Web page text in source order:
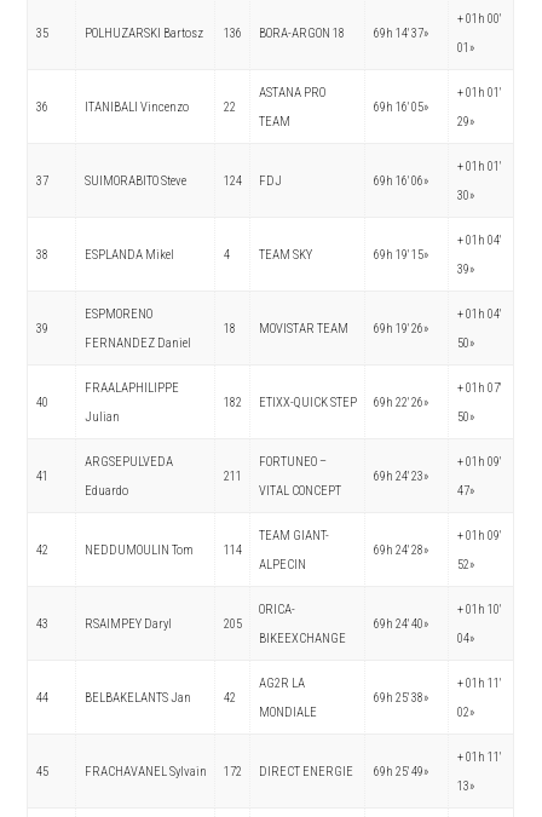
35 POLHUZARSKI Bartosz 136 BORA-ARGON 18 69h 14′ 37»
+ 01h 00′
01»
36 ITANIBALI Vincenzo 22
ASTANA PRO
TEAM
69h 16′ 05»
+ 01h 01′
29»
37 SUIMORABITO Steve 124 FDJ 69h 16′ 06»
+ 01h 01′
30»
38 ESPLANDA Mikel 4 TEAM SKY 69h 19′ 15»
+ 01h 04′
39»
39
ESPMORENO
FERNANDEZ Daniel
18 MOVISTAR TEAM 69h 19′ 26»
+ 01h 04′
50»
40
FRAALAPHILIPPE
Julian
182 ETIXX-QUICK STEP 69h 22′ 26»
+ 01h 07′
50»
41
ARGSEPULVEDA
Eduardo
211
FORTUNEO –
VITAL CONCEPT
69h 24′ 23»
+ 01h 09′
47»
42 NEDDUMOULIN Tom 114
TEAM GIANT-
ALPECIN
69h 24′ 28»
+ 01h 09′
52»
43 RSAIMPEY Daryl 205
ORICA-
BIKEEXCHANGE
69h 24′ 40»
+ 01h 10′
04»
44 BELBAKELANTS Jan 42
AG2R LA
MONDIALE
69h 25′ 38»
+ 01h 11′
02»
45 FRACHAVANEL Sylvain 172 DIRECT ENERGIE 69h 25′ 49»
+ 01h 11′
13»